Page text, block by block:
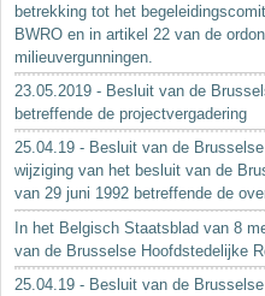
betrekking tot het
BWRO en in artikel 22 van de
milieuvergunningen.
23.05.2019 - Besluit van de
betreffende de projectvergadering
25.04.19 - Besluit van de
wijziging van het besluit van de
van 29 juni 1992 betreffende de
In het Belgisch Staatsblad van 8
van de Brusselse Hoofdstedelijke
25.04.19 - Besluit van de